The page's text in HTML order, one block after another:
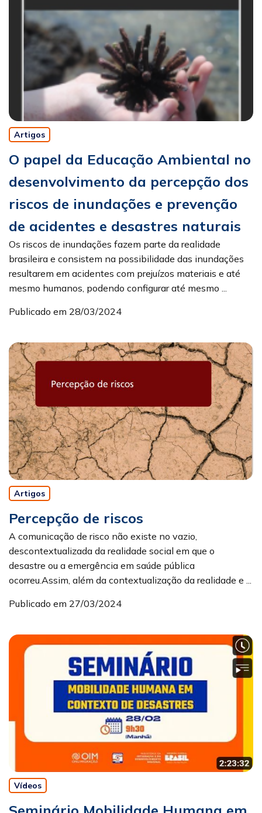
Artigos
O papel da Educação Ambiental no
desenvolvimento da percepção dos
riscos de inundações e prevenção
de acidentes e desastres naturais
Os riscos de inundações fazem parte da realidade
brasileira e consistem na possibilidade das inundações
resultarem em acidentes com prejuízos materiais e até
mesmo humanos, podendo configurar até mesmo ...
Publicado em 28/03/2024
Artigos
Percepção de riscos
A comunicação de risco não existe no vazio,
descontextualizada da realidade social em que o
desastre ou a emergência em saúde pública
ocorreu.Assim, além da contextualização da realidade e ...
Publicado em 27/03/2024
Vídeos